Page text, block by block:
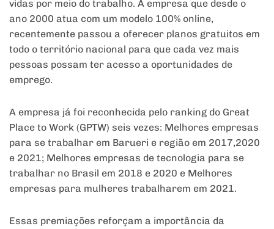
vidas por meio do trabalho. A empresa que desde o
ano 2000 atua com um modelo 100% online,
recentemente passou a oferecer planos gratuitos em
todo o território nacional para que cada vez mais
pessoas possam ter acesso a oportunidades de
emprego.
A empresa já foi reconhecida pelo ranking do Great
Place to Work (GPTW) seis vezes: Melhores empresas
para se trabalhar em Barueri e região em 2017,2020
e 2021; Melhores empresas de tecnologia para se
trabalhar no Brasil em 2018 e 2020 e Melhores
empresas para mulheres trabalharem em 2021.
Essas premiações reforçam a importância da